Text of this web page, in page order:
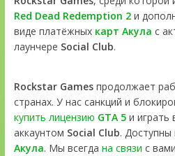
Red Dead Redemption 2и
виде платёжных карт Акула с
лаунчере Social Club.
Rockstar Gamesпродолжает
странах. У нас санкций и
купить лицензию GTA 5и играть
аккаунтом Social Club.
Акула. Мы всегда на связи с